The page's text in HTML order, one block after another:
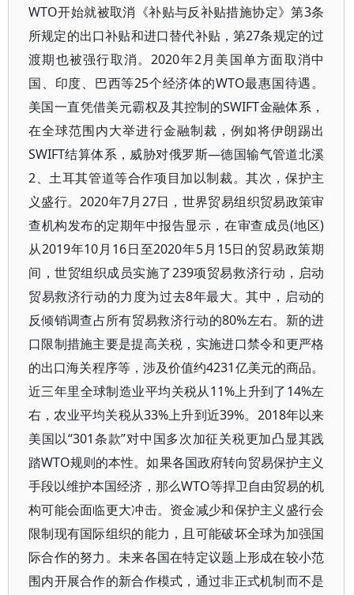
WTO开始就被取消《补贴与反补贴措施协定》第3条
所规定的出口补贴和进口替代补贴，第27条规定的过
渡期也被强行取消。2020年2月美国单方面取消中
国、印度、巴西等25个经济体的WTO最惠国待遇。
美国一直凭借美元霸权及其控制的SWIFT金融体系，
在全球范围内大举进行金融制裁，例如将伊朗踢出
SWIFT结算体系，威胁对俄罗斯—德国输气管道北溪
2、土耳其管道等合作项目加以制裁。其次，保护主
义盛行。2020年7月27日，世界贸易组织贸易政策审
查机构发布的定期年中报告显示，在审查成员(地区)
从2019年10月16日至2020年5月15日的贸易政策期
间，世贸组织成员实施了239项贸易救济行动，启动
贸易救济行动的力度为过去8年最大。其中，启动的
反倾销调查占所有贸易救济行动的80%左右。新的进
口限制措施主要是提高关税，实施进口禁令和更严格
的出口海关程序等，涉及价值约4231亿美元的商品。
近三年里全球制造业平均关税从11%上升到了14%左
右，农业平均关税从33%上升到近39%。2018年以来
美国以“301条款”对中国多次加征关税更加凸显其践
踏WTO规则的本性。如果各国政府转向贸易保护主义
手段以维护本国经济，那么WTO等捍卫自由贸易的机
构可能会面临更大冲击。资金减少和保护主义盛行会
限制现有国际组织的能力，且可能破坏全球为加强国
际合作的努力。未来各国在特定议题上形成在较小范
围内开展合作的新合作模式，通过非正式机制而不是